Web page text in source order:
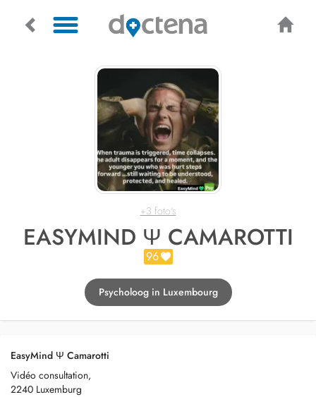
+3 foto's
EASYMIND Ψ CAMAROTTI
96
Psycholoog in Luxembourg
EasyMind Ψ Camarotti
Vidéo consultation,
2240 Luxemburg